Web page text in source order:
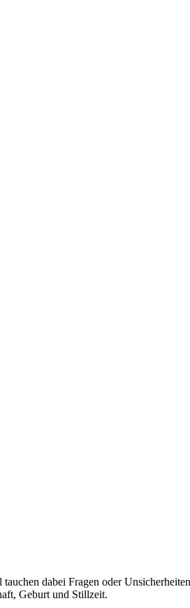
dabei Fragen oder
Geburt und Stillzeit.